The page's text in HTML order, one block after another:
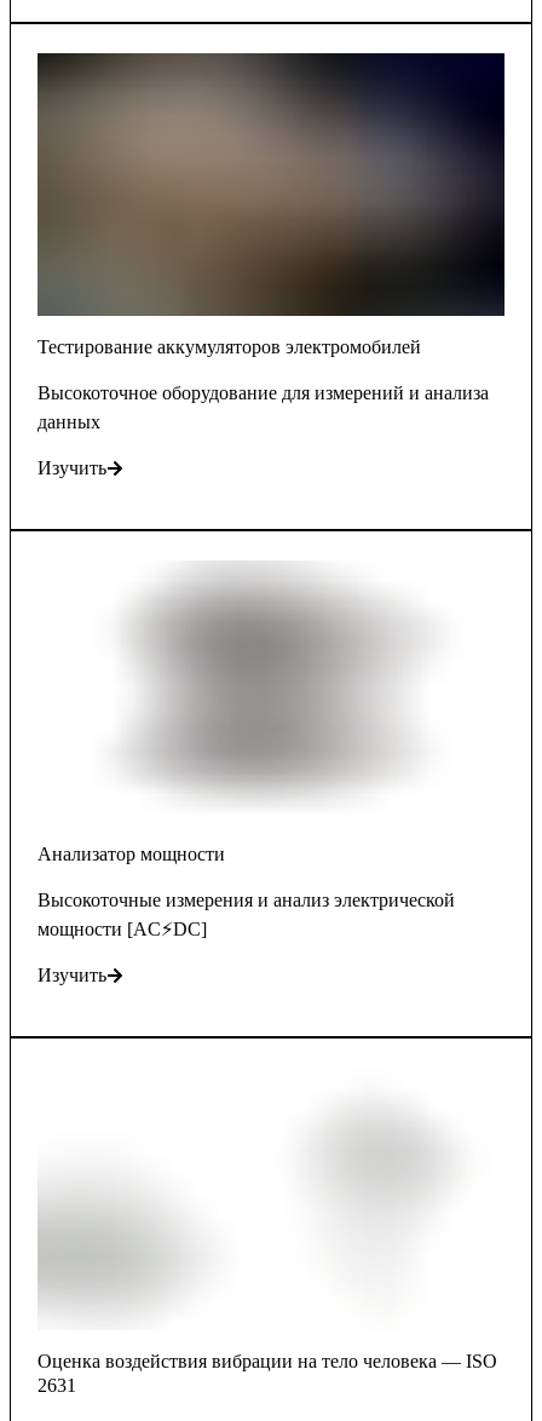
Тестирование аккумуляторов электромобилей
Высокоточное оборудование для измерений и анализа
данных
Изучить
Анализатор мощности
Высокоточные измерения и анализ электрической
мощности [AC⚡DC]
Изучить
Оценка воздействия вибрации на тело человека — ISO
2631